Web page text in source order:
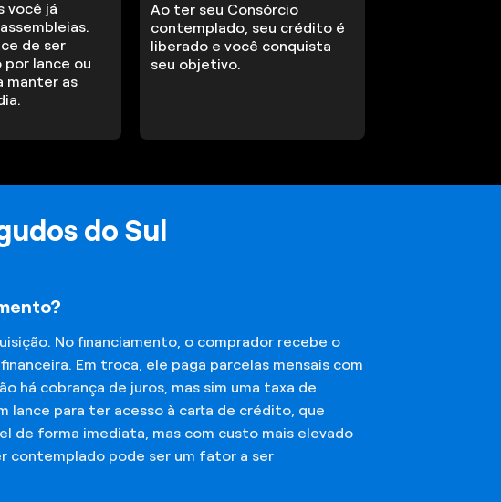
você já
de ser
lance ou
manter as
Ao ter seu Consórcio
contemplado, seu crédito é
liberado e você conquista
seu objetivo.
do Sul
No financiamento, o comprador recebe o
Em troca, ele paga parcelas mensais com
há cobrança de juros, mas sim uma taxa de
lance para ter acesso à carta de crédito, que
de forma imediata, mas com custo mais elevado
contemplado pode ser um fator a ser